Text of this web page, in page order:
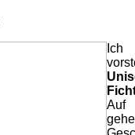
Ich
Auf